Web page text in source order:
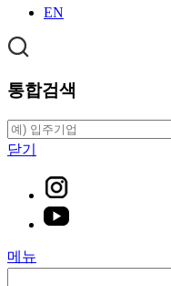
EN
통합검색
닫기
메뉴